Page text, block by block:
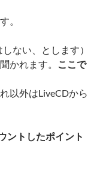
。
ない、とします）
かれます。
ここで
以外はLiveCDから
ントしたポイント